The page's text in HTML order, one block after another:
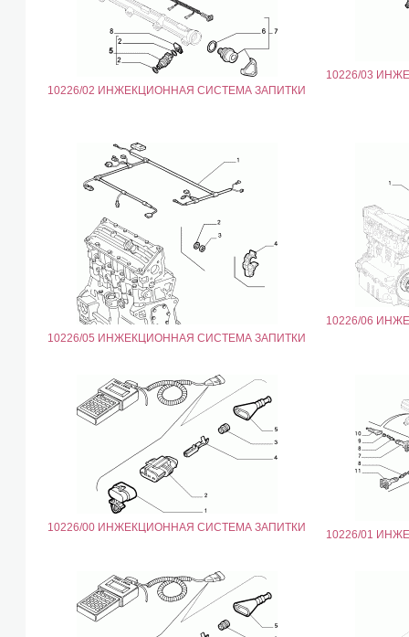
10226/02 ИНЖЕКЦИОННАЯ СИСТЕМА ЗАПИТКИ
10226/03
10226/05 ИНЖЕКЦИОННАЯ СИСТЕМА ЗАПИТКИ
10226/06
10226/00 ИНЖЕКЦИОННАЯ СИСТЕМА ЗАПИТКИ
10226/01